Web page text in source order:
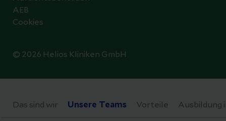
Das sind wir Unsere Teams Vorteile Ausbildung
© 2026 Helios Kliniken GmbH
AEB
Cookies